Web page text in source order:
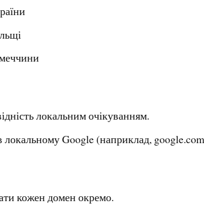
локальним очікуванням.
Google (наприклад,
кожен домен окремо.